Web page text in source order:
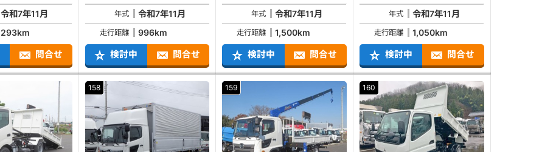
令和7年11月
293km
問合せ
年式 令和7年11月
走行距離 996km
検討中 問合せ
年式 令和7年11月
走行距離 1,500km
検討中 問合せ
年式 令和7年11月
走行距離 1,050km
検討中 問合せ
158 159 160